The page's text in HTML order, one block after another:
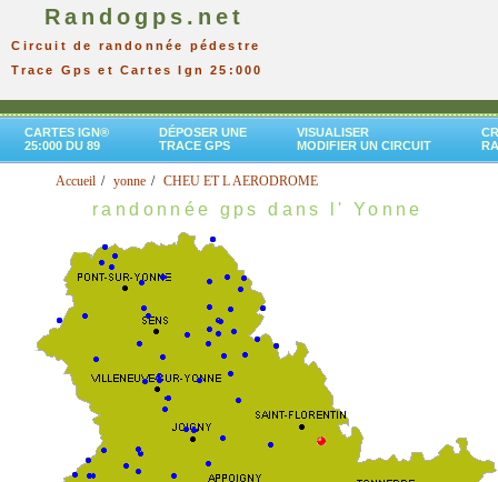
Randogps.net
Circuit de randonnée pédestre
Trace Gps et Cartes Ign 25:000
CARTES IGN®
25:000 DU 89
DÉPOSER UNE
TRACE GPS
VISUALISER
MODIFIER UN CIRCUIT
Accueil yonne CHEU ET L AERODROME
randonnée gps dans l' Yonne